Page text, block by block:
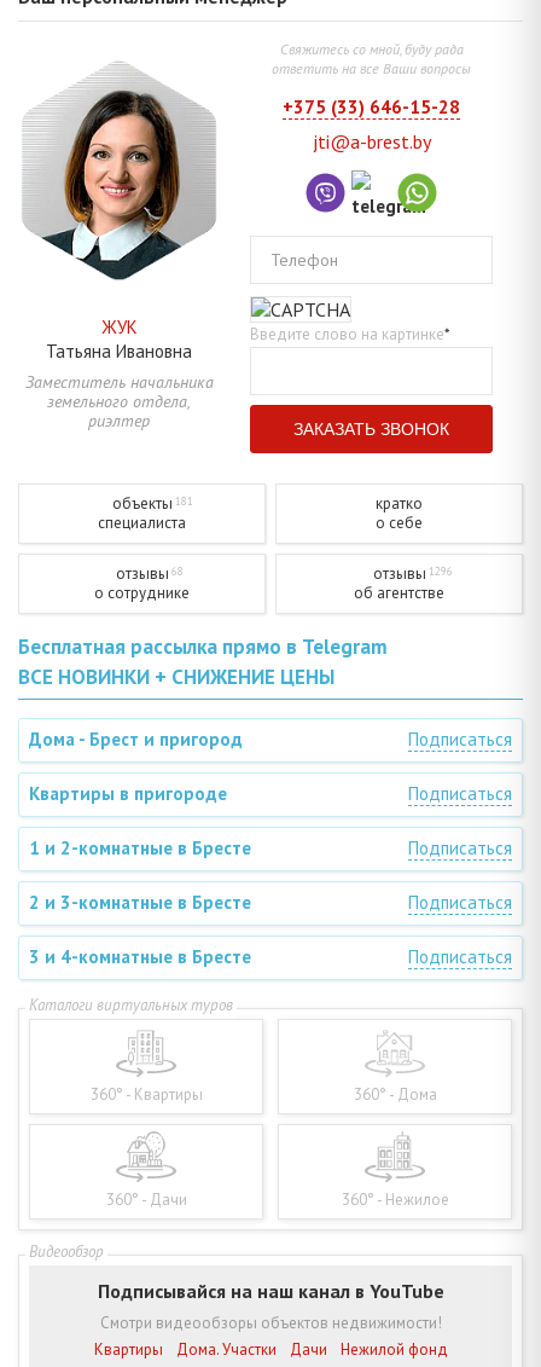
ЖУК
Татьяна Ивановна
Заместитель начальника
земельного отдела,
риэлтер
Свяжитесь со мной, буду рада
ответить на все Ваши вопросы
+375 (33) 646-15-28
jti@a-brest.by
Телефон
Введите слово на картинке*
объекты 181
специалиста
кратко
о себе
отзывы 68
о сотруднике
отзывы 1296
об агентстве
Бесплатная рассылка прямо в Telegram
ВСЕ НОВИНКИ + СНИЖЕНИЕ ЦЕНЫ
Дома - Брест и пригород Подписаться
Квартиры в пригороде Подписаться
1 и 2-комнатные в Бресте Подписаться
2 и 3-комнатные в Бресте Подписаться
3 и 4-комнатные в Бресте Подписаться
360° - Квартиры 360° - Дома
360° - Дачи 360° - Нежилое
Подписывайся на наш канал в YouTube
Смотри видеообзоры объектов недвижимости!
Квартиры
Дома. Участки Дачи Нежилой фонд